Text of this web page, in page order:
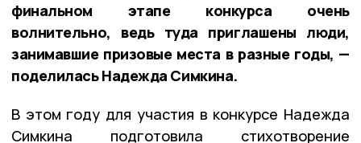
финальном этапе конкурса очень
волнительно, ведь туда приглашены люди,
занимавшие призовые места в разные годы, —
поделилась Надежда Симкина.
В этом году для участия в конкурсе Надежда
Симкина подготовила стихотворение